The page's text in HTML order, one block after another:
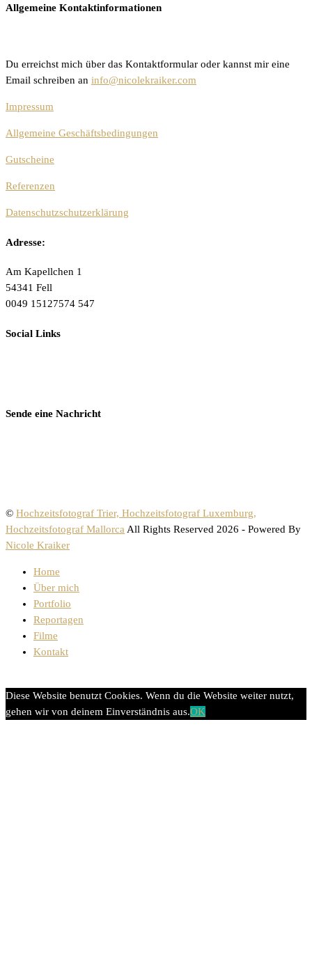
Allgemeine Kontaktinformationen
Du erreichst mich über das Kontaktformular oder kannst mir eine
Email schreiben an info@nicolekraiker.com
Impressum
Allgemeine Geschäftsbedingungen
Gutscheine
Referenzen
Datenschutzschutzerklärung
Adresse:
Am Kapellchen 1
54341 Fell
0049 15127574 547
Social Links
Sende eine Nachricht
© Hochzeitsfotograf Trier, Hochzeitsfotograf Luxemburg,
Hochzeitsfotograf MallorcaAll Rights Reserved 2026 - Powered By
Nicole Kraiker
Home
Über mich
Portfolio
Reportagen
Filme
Kontakt
Diese Website benutzt Cookies. Wenn du die Website weiter nutzt,
gehen wir von deinem Einverständnis aus.OK